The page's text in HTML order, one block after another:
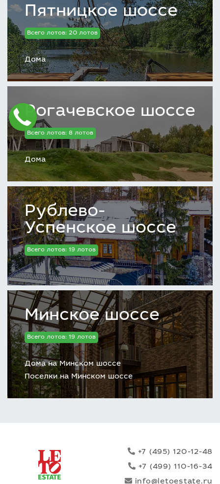
Пятницкое шоссе
Всего лотов: 20 лотов
Дома
Рогачевское шоссе
Всего лотов: 8 лотов
Дома
Рублево-
Успенское шоссе
Всего лотов: 19 лотов
Минское шоссе
Всего лотов: 19 лотов
Дома на Минском шоссе
Поселки на Минском шоссе
+7 (495) 120-12-48
+7 (499) 110-16-34
info@letoestate.ru